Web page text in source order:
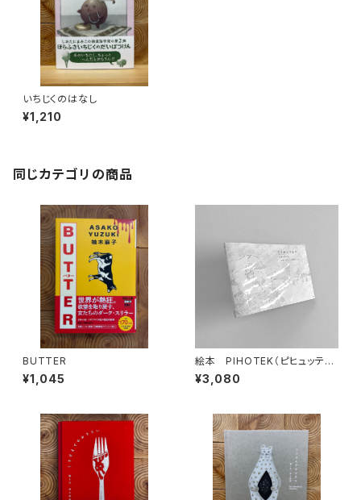
いちじくのはなし
¥1,210
同じカテゴリの商品
BUTTER
¥1,045
絵本 PIHOTEK（ピヒュッティ）
北極を風と歩く
¥3,080